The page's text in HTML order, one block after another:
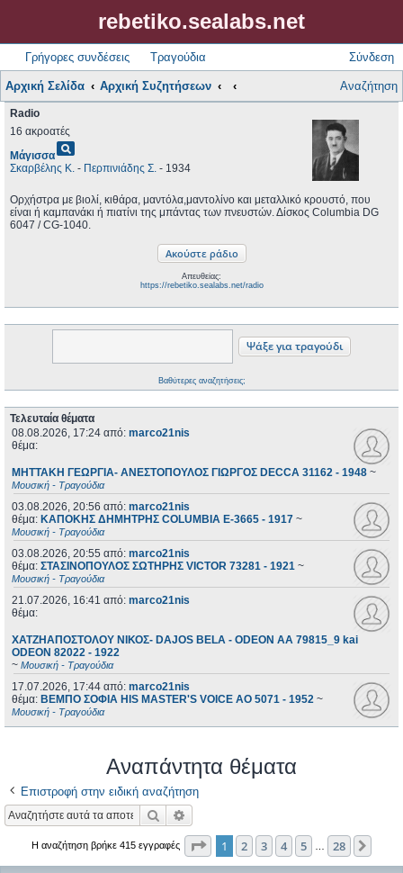
rebetiko.sealabs.net
Γρήγορες συνδέσεις Τραγούδια Σύνδεση
Αρχική Σελίδα Αρχική Συζητήσεων Αναζήτηση
Radio
16 ακροατές
Μάγισσαpageview
Σκαρβέλης Κ. - Περπινιάδης Σ. - 1934
Ορχήστρα με βιολί, κιθάρα, μαντόλα,μαντολίνο και μεταλλικό κρουστό, που
είναι ή καμπανάκι ή πιατίνι της μπάντας των πνευστών. Δίσκος Columbia DG
6047 / CG-1040.
Απευθείας:
https://rebetiko.sealabs.net/radio
Βαθύτερες αναζητήσεις;
Τελευταία θέματα
08.08.2026, 17:24 από: marco21nis
θέμα:
ΜΗΤΤΑΚΗ ΓΕΩΡΓΙΑ- ΑΝΕΣΤΟΠΟΥΛΟΣ ΓΙΩΡΓΟΣ DECCA 31162 - 1948 ~
Μουσική - Τραγούδια
03.08.2026, 20:56 από: marco21nis
θέμα: ΚΑΠΟΚΗΣ ΔΗΜΗΤΡΗΣ COLUMBIA E-3665 - 1917 ~
Μουσική - Τραγούδια
03.08.2026, 20:55 από: marco21nis
θέμα: ΣΤΑΣΙΝΟΠΟΥΛΟΣ ΣΩΤΗΡΗΣ VICTOR 73281 - 1921 ~
Μουσική - Τραγούδια
21.07.2026, 16:41 από: marco21nis
θέμα:
ΧΑΤΖΗΑΠΟΣΤΟΛΟΥ ΝΙΚΟΣ- DAJOS BELA - ODEON AA 79815_9 kai
ODEON 82022 - 1922
~ Μουσική - Τραγούδια
17.07.2026, 17:44 από: marco21nis
θέμα: ΒΕΜΠΟ ΣΟΦΙΑ HIS MASTER'S VOICE AO 5071 - 1952 ~
Μουσική - Τραγούδια
Αναπάντητα θέματα
Επιστροφή στην ειδική αναζήτηση
Αναζήτηση
Η αναζήτηση βρήκε 415 εγγραφές Σελίδα από28
1 2 3 4 5 28